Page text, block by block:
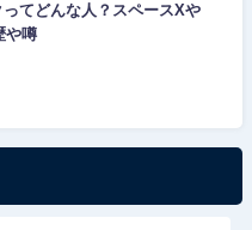
てどんな人？スペースXや
や噂